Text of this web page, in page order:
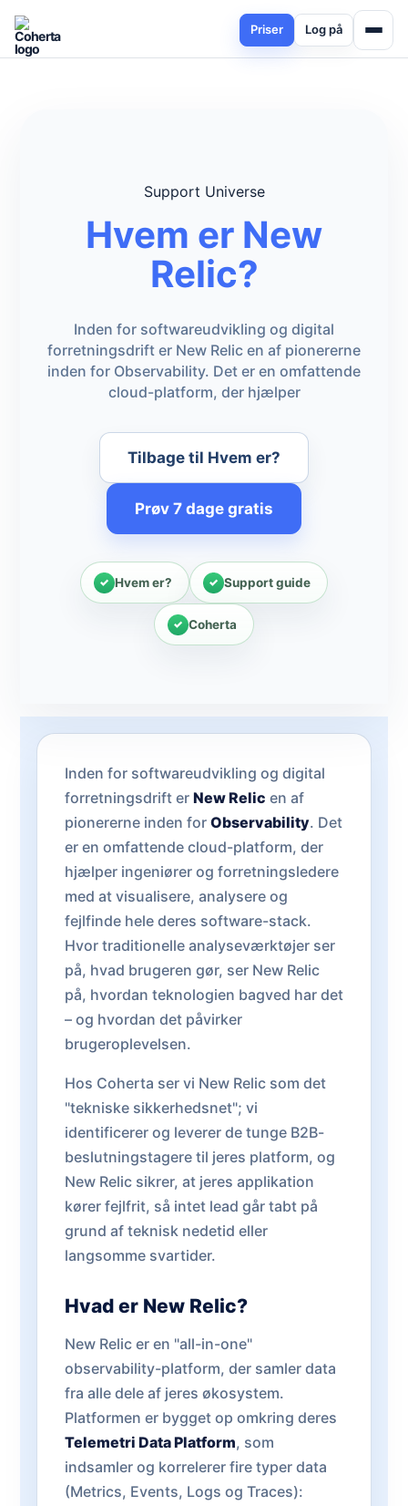
Priser Log på
Support Universe
Hvem er New
Relic?
Inden for softwareudvikling og digital
forretningsdrift er New Relic en af pionererne
inden for Observability. Det er en omfattende
cloud-platform, der hjælper
Tilbage til Hvem er?
Prøv 7 dage gratis
Hvem er? Support guide
Coherta
Inden for softwareudvikling og digital
forretningsdrift er New Relic en af
pionererne inden for Observability. Det
er en omfattende cloud-platform, der
hjælper ingeniører og forretningsledere
med at visualisere, analysere og
fejlfinde hele deres software-stack.
Hvor traditionelle analyseværktøjer ser
på, hvad brugeren gør, ser New Relic
på, hvordan teknologien bagved har det
– og hvordan det påvirker
brugeroplevelsen.
Hos Coherta ser vi New Relic som det
"tekniske sikkerhedsnet"; vi
identificerer og leverer de tunge B2B-
beslutningstagere til jeres platform, og
New Relic sikrer, at jeres applikation
kører fejlfrit, så intet lead går tabt på
grund af teknisk nedetid eller
langsomme svartider.
Hvad er New Relic?
New Relic er en "all-in-one"
observability-platform, der samler data
fra alle dele af jeres økosystem.
Platformen er bygget op omkring deres
Telemetri Data Platform, som
indsamler og korrelerer fire typer data
(Metrics, Events, Logs og Traces):